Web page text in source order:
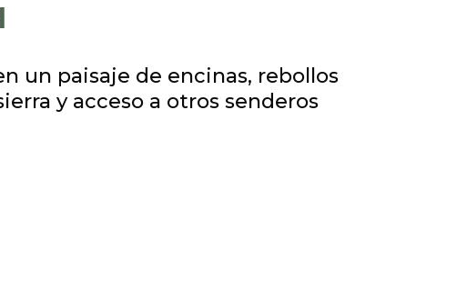
un paisaje de encinas, rebollos
y acceso a otros senderos